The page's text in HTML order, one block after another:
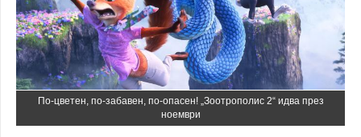
По-цветен, по-забавен, по-опасен! „Зоотрополис 2“ идва през
ноември